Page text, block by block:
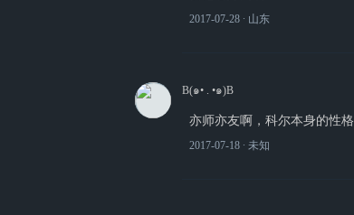
2017-07-28 ∙ 山东
B(๑• . •๑)B
亦师亦友啊，科尔本身的性
2017-07-18 ∙ 未知